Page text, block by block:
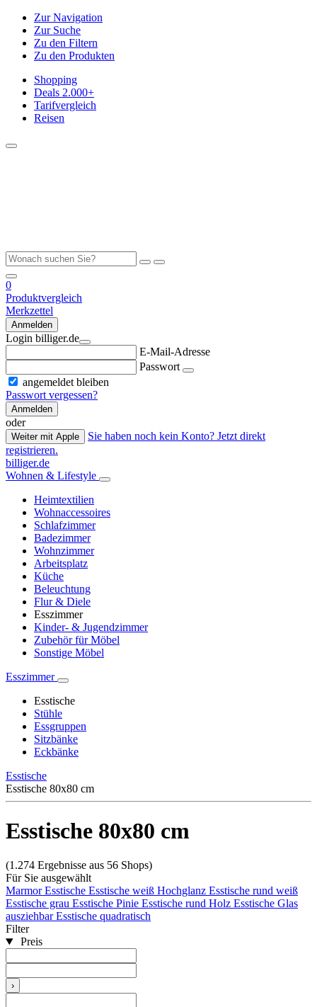
Zur Navigation
Zur Suche
Zu den Filtern
Zu den Produkten
Shopping
Deals 2.000+
Tarifvergleich
Reisen
0
Produktvergleich
Merkzettel
Anmelden
Login billiger.de
E-Mail-Adresse
Passwort
angemeldet bleiben
Passwort vergessen?
Anmelden
oder
Weiter mit Apple
Sie haben noch kein Konto? Jetzt direkt
registrieren.
billiger.de
Wohnen & Lifestyle
Heimtextilien
Wohnaccessoires
Schlafzimmer
Badezimmer
Wohnzimmer
Arbeitsplatz
Küche
Beleuchtung
Flur & Diele
Esszimmer
Kinder- & Jugendzimmer
Zubehör für Möbel
Sonstige Möbel
Esszimmer
Esstische
Stühle
Essgruppen
Sitzbänke
Eckbänke
Esstische
Esstische 80x80 cm
Esstische 80x80 cm
(1.274 Ergebnisse aus 56 Shops)
Für Sie ausgewählt
Marmor Esstische Esstische weiß Hochglanz Esstische rund weiß
Esstische grau Esstische Pinie Esstische rund Holz Esstische Glas
ausziehbarEsstische quadratisch
Filter
Preis
›